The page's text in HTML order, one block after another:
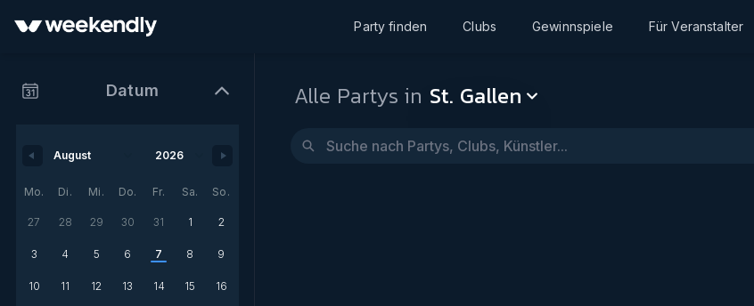
Party finden Clubs Gewinnspiele Für Veranstalter
Datum
Mo. Di. Mi. Do. Fr. Sa. So.
27 28 29 30 31 1 2
3 4 5 6 7 8 9
10 11 12 13 14 15 16
Alle Partys in St. Gallen